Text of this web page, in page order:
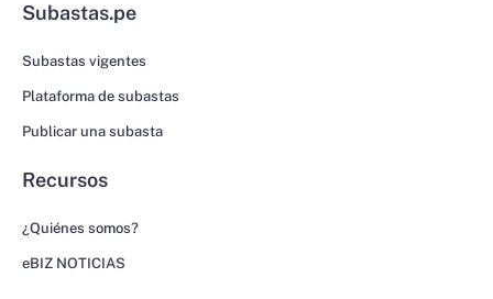
Subastas.pe
Subastas vigentes
Plataforma de subastas
Publicar una subasta
Recursos
¿Quiénes somos?
eBIZ NOTICIAS